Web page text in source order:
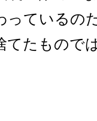
っているの
てたもので